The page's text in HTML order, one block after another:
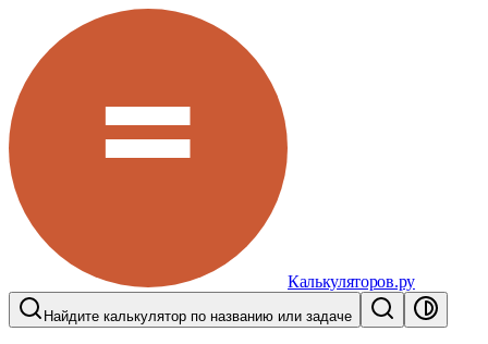
Калькуляторов.ру
Найдите калькулятор по названию или задаче